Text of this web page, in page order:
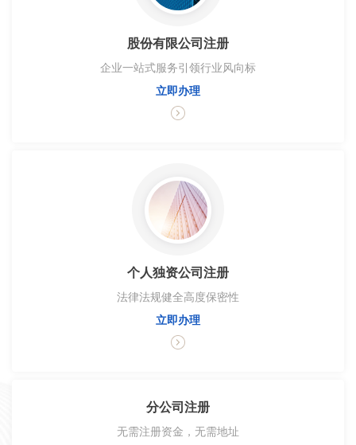
股份有限公司注册
企业一站式服务引领行业风向标
立即办理
个人独资公司注册
法律法规健全高度保密性
立即办理
分公司注册
无需注册资金，无需地址